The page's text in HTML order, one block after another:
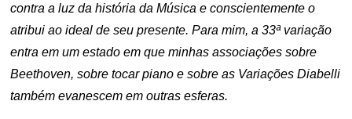
contra a luz da história da Música e conscientemente o
atribui ao ideal de seu presente. Para mim, a 33ª variação
entra em um estado em que minhas associações sobre
Beethoven, sobre tocar piano e sobre as Variações Diabelli
também evanescem em outras esferas.